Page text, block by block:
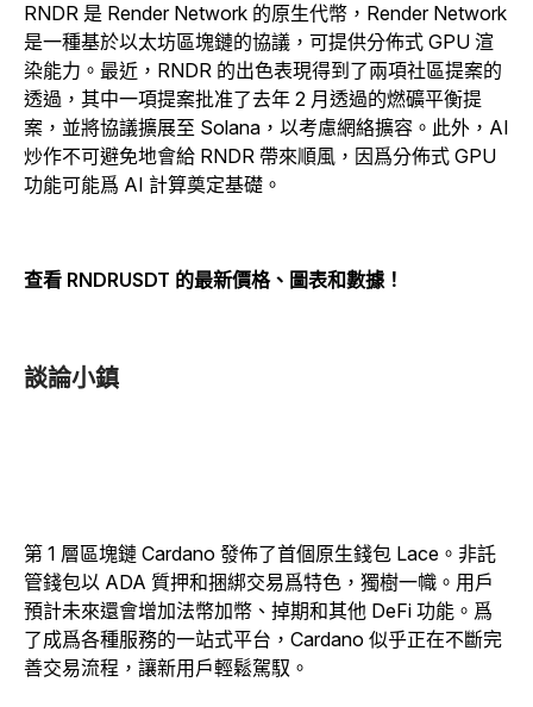
RNDR 是 Render Network 的原生代幣，Render Network
是一種基於以太坊區塊鏈的協議，可提供分佈式 GPU 渲
染能力。最近，RNDR 的出色表現得到了兩項社區提案的
透過，其中一項提案批准了去年 2 月透過的燃礦平衡提
案，並將協議擴展至 Solana，以考慮網絡擴容。此外，AI
炒作不可避免地會給 RNDR 帶來順風，因爲分佈式 GPU
功能可能爲 AI 計算奠定基礎。
查看 RNDRUSDT 的最新價格、圖表和數據！
談論小鎮
第 1 層區塊鏈 Cardano 發佈了首個原生錢包 Lace。非託
管錢包以 ADA 質押和捆綁交易爲特色，獨樹一幟。用戶
預計未來還會增加法幣加幣、掉期和其他 DeFi 功能。爲
了成爲各種服務的一站式平台，Cardano 似乎正在不斷完
善交易流程，讓新用戶輕鬆駕馭。